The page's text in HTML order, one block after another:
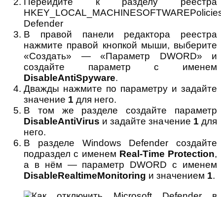
Defender
В правой панели редактора реестра
нажмите правой кнопкой мыши, выберите
«Создать» — «Параметр DWORD» и
создайте параметр с именем
DisableAntiSpyware.
Дважды нажмите по параметру и задайте
значение 1 для него.
В том же разделе создайте параметр
DisableAntiVirus и задайте значение 1 для
него.
В разделе Windows Defender создайте
подраздел с именем Real-Time Protection,
а в нём — параметр DWORD с именем
DisableRealtimeMonitoring и значением 1.